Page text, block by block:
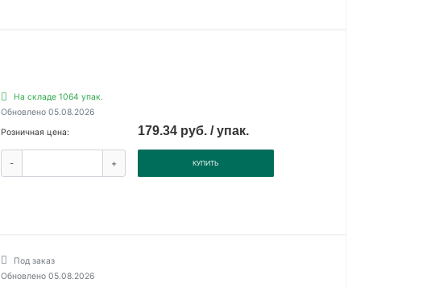
На складе 1064 упак.
Обновлено 05.08.2026
Розничная цена:
179.34 руб. / упак.
- + КУПИТЬ
Под заказ
Обновлено 05.08.2026